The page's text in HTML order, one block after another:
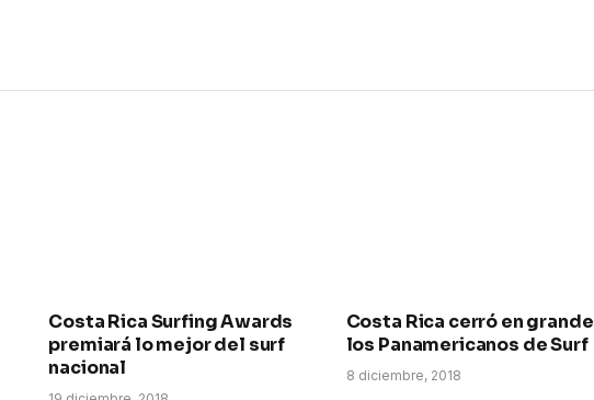
Costa Rica Surfing Awards
premiará lo mejor del surf
nacional
Costa Rica cerró en grande
los Panamericanos de Surf
8 diciembre, 2018